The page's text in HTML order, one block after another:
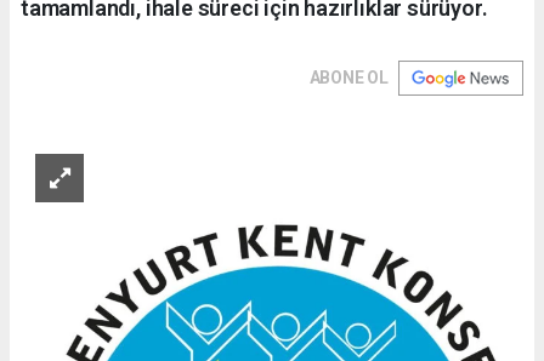
tamamlandı, ihale süreci için hazırlıklar sürüyor.
ABONE OL